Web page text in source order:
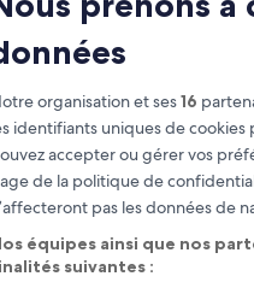
organisation et ses16
identifiants uniques de cookies
accepter ou gérer vos
de la politique de
pas les données de
équipes ainsi que nos
suivantes :